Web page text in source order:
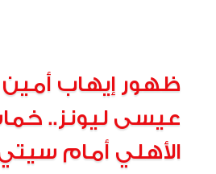
ظهور إيهاب
عيسى ليونز..
الأهلي أمام سيتي